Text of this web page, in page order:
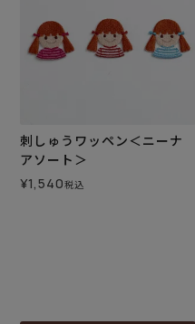
刺しゅうワッペン＜ニーナ
アソート＞
¥1,540税込